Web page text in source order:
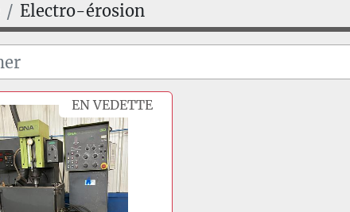
Electro-érosion
EN VEDETTE